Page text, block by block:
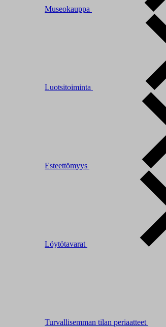
Museokauppa
Luotsitoiminta
Esteettömyys
Löytötavarat
Turvallisemman tilan periaatteet